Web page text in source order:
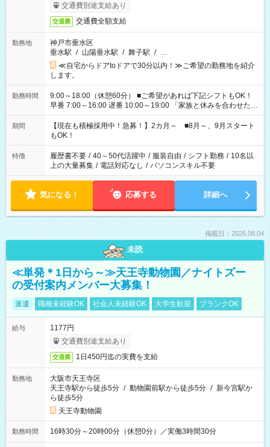
交通費別途支給あり
交通費 交通費全額支給
勤務地
神戸市垂水区
垂水駅 / 山陽垂水駅 / 舞子駅 / …
≪自宅からドアtoドアで30分以内！≫ご希望の勤務地を紹介
します。
勤務時間
9:00～18:00（休憩60分） ■ご希望があれば下記シフトもOK！
早番 7:00～16:00 遅番 10:00～19:00 「家族と休みを合わせた
い」 「余裕を持って夕飯の準備がしたい」 「できれば残業はし
たくない」 など、ご希望を教えてくださいね。 ※Wワーク希望
の方へ 今ご覧のお仕事で希望する勤務時間と、もう1つのお仕事
の勤務時間。 合計で週40時間を超える場合は応募できません。
期間
【現在も積極採用中！急募！】2カ月～ ■8月～、9月スタート
もOK！
特徴 履歴書不要 / 40～50代活躍中 / 服装自由 / シフト勤務 / 10名以
上の大量募集 / 電話対応なし / パソコンスキル不要
気になる！ 応募する 詳細へ
掲載日：2026.08.04
未読
≪単発＊1日から～≫天王寺動物園／ナイトズー
の受付案内メンバー大募集！
派遣 職種未経験OK 社会人未経験OK 大学生歓迎 ブランクOK
給与
1177円
交通費別途支給あり
交通費 1日450円迄の実費を支給
勤務地
大阪市天王寺区
天王寺駅から徒歩5分 / 動物園前駅から徒歩5分 / 新今宮駅か
ら徒歩5分
天王寺動物園
勤務時間 16時30分～20時00分（休憩0分）／実働3時間30分